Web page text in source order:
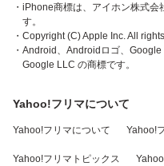
・iPhone商標は、アイホン株式
す。
・Copyright (C) Apple Inc. All
・Android、Androidロゴ、
Google LLC の商標です。
Yahoo!フリマについて
Yahoo!フリマについて Yahoo!
Yahoo!フリマトピックス